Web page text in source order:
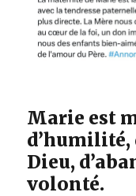
Marie est
d’humilité,
Dieu,
volonté.